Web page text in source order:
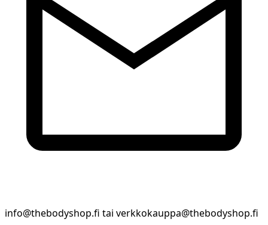
info@thebodyshop.fi tai verkkokauppa@thebodyshop.fi